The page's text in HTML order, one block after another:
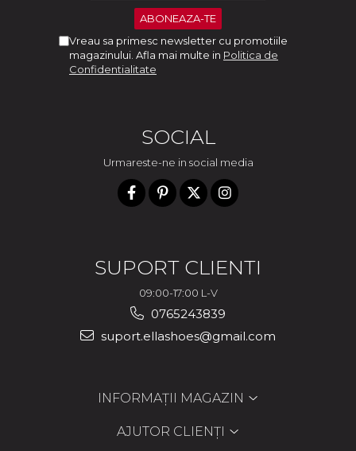
Vreau sa primesc newsletter cu promotiile
magazinului. Afla mai multe in Politica de
Confidentialitate
SOCIAL
Urmareste-ne in social media
SUPORT CLIENTI
09:00-17:00 L-V
0765243839
suport.ellashoes@gmail.com
INFORMAȚII MAGAZIN
AJUTOR CLIENȚI